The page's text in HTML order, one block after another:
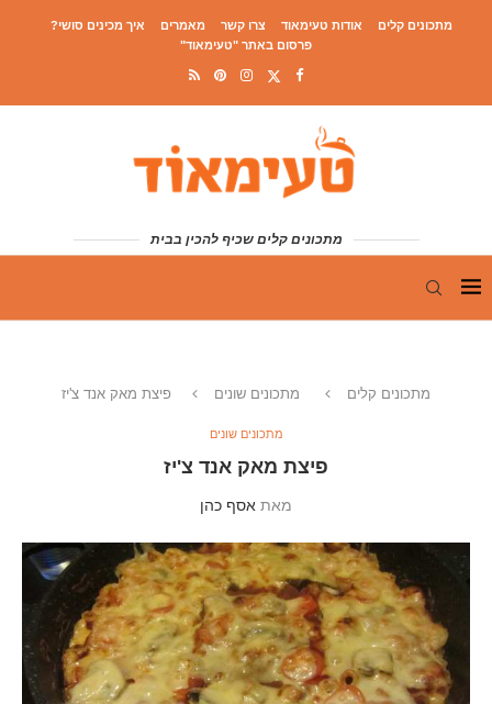
מתכונים קלים אודות טעימאוד צרו קשר מאמרים
איך מכינים סושי?
פרסום באתר "טעימאוד"
מתכונים קלים שכיף להכין בבית
מתכונים קלים מתכונים שונים פיצת מאק אנד צ'יז
מתכונים שונים
פיצת מאק אנד צ'יז
מאת אסף כהן